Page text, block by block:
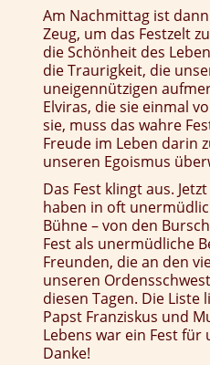
Am Nachmittag ist
Zeug, um das Festzelt
die Schönheit des
die Traurigkeit, die
uneigennützigen
Elviras, die sie einmal
sie, muss das wahre
Freude im Leben darin
unseren Egoismus
Das Fest klingt aus.
haben in oft
Bühne – von den
Fest als unermüdliche
Freunden, die an den
unseren
diesen Tagen. Die
Papst Franziskus und
Lebens war ein Fest für
Danke!